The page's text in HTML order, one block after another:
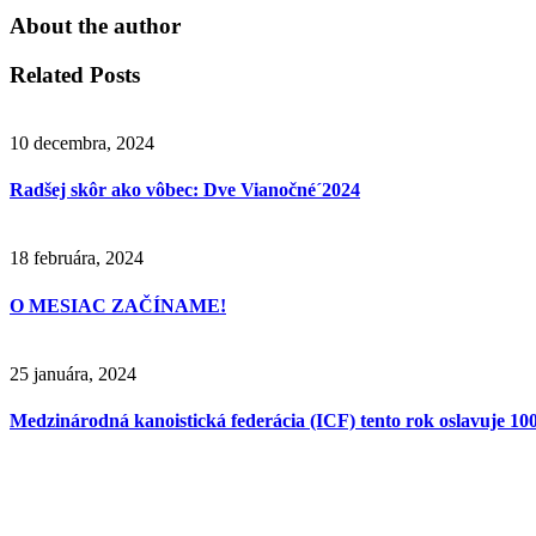
About the author
Related Posts
10 decembra, 2024
Radšej skôr ako vôbec: Dve Vianočné´2024
18 februára, 2024
O MESIAC ZAČÍNAME!
25 januára, 2024
Medzinárodná kanoistická federácia (ICF) tento rok oslavuje